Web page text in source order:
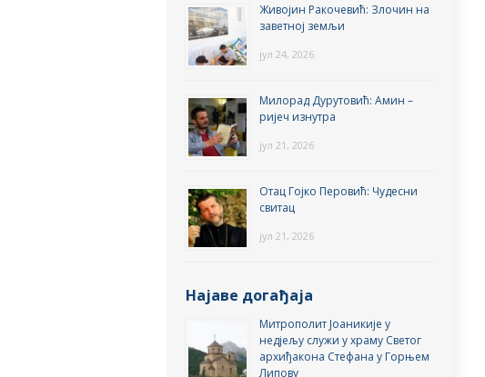
Живојин Ракочевић: Злочин на
заветној земљи
јул 24, 2026
Милорад Дурутовић: Амин –
ријеч изнутра
јул 21, 2026
Отац Гојко Перовић: Чудесни
свитац
јул 21, 2026
Најаве догађаја
Митрополит Јоаникије у
недјељу служи у храму Светог
архиђакона Стефана у Горњем
Липову